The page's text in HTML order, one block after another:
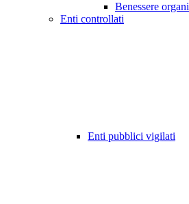
Benessere
Enti controllati
Enti pubblici vigilati